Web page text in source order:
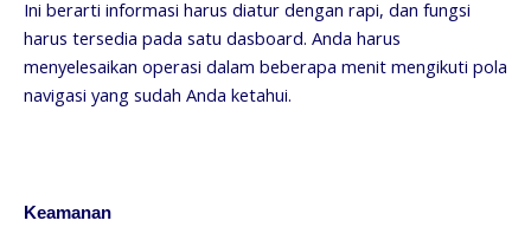
Ini berarti informasi harus diatur dengan rapi, dan fungsi
harus tersedia pada satu dasboard. Anda harus
menyelesaikan operasi dalam beberapa menit mengikuti pola
navigasi yang sudah Anda ketahui.
Keamanan